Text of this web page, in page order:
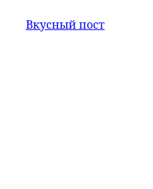
Вкусный пост